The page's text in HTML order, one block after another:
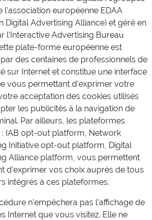
l’association européenne EDAA
Digital Advertising Alliance) et géré en
l’Interactive Advertising Bureau
plate-forme européenne est
des centaines de professionnels de
sur Internet et constitue une interface
vous permettant d’exprimer votre
acceptation des cookies utilisés
les publicités à la navigation de
Par ailleurs, les plateformes
: IAB opt-out platform, Network
Initiative opt-out platform, Digital
Alliance platform, vous permettent
d’exprimer vos choix auprès de tous
intégrés à ces plateformes.
n’empêchera pas l’affichage de
Internet que vous visitez. Elle ne